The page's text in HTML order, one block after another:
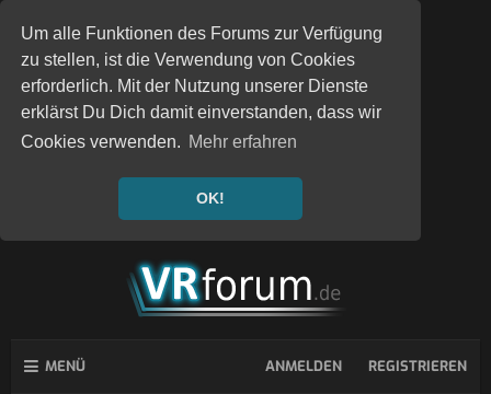
Um alle Funktionen des Forums zur Verfügung
zu stellen, ist die Verwendung von Cookies
erforderlich. Mit der Nutzung unserer Dienste
erklärst Du Dich damit einverstanden, dass wir
Cookies verwenden. Mehr erfahren
OK!
MENÜ ANMELDEN REGISTRIEREN